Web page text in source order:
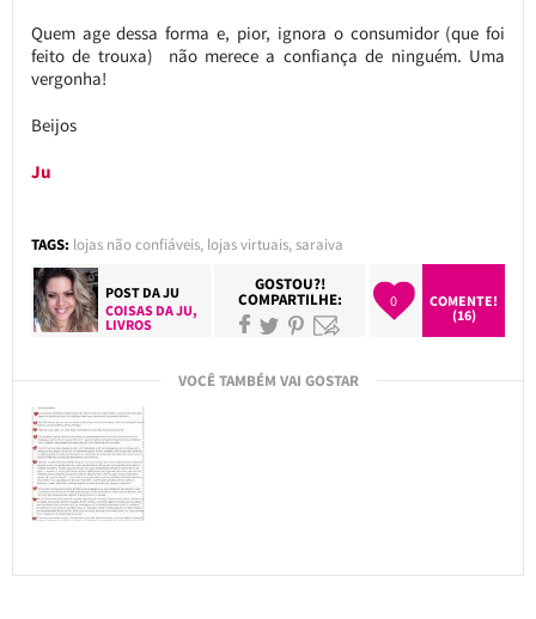
Quem age dessa forma e, pior, ignora o consumidor (que foi
feito de trouxa) não merece a confiança de ninguém. Uma
vergonha!
Beijos
Ju
TAGS: lojas não confiáveis, lojas virtuais,saraiva
POST DAJU
COISAS DA JU,
LIVROS
GOSTOU?!
COMPARTILHE: 0
COMENTE!
(16)
VOCÊ TAMBÉM VAI GOSTAR